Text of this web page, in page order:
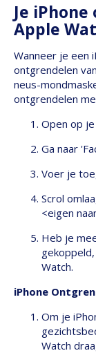
Je
Apple
Wanneer je een
ontgrendelen
neus-
ontgrendelen
Open op
Ga naar
Voer je
Scrol
<eigen
Heb je
Watch.
iPhone
Om je
Watch